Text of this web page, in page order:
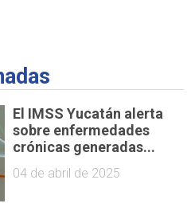
El IMSS Yucatán alerta
sobre enfermedades
crónicas generadas...
04 de abril de 2025